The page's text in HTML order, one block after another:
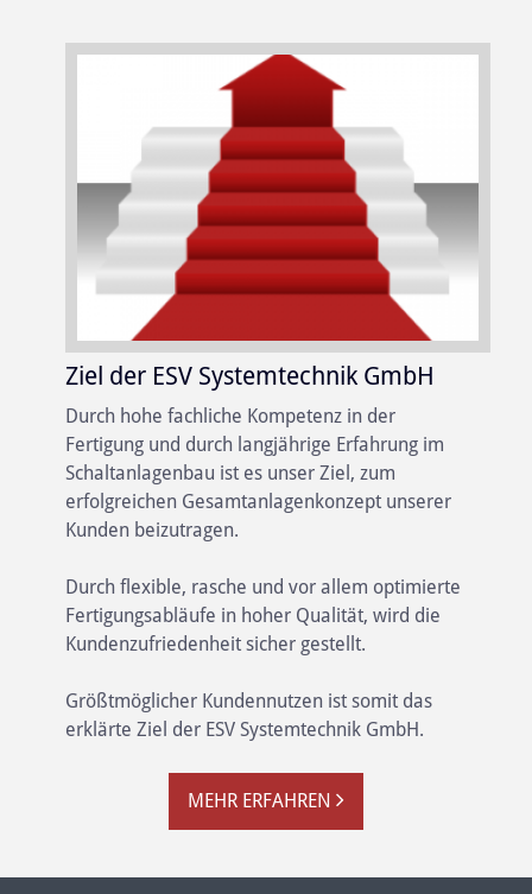
Ziel der ESV Systemtechnik GmbH
Durch hohe fachliche Kompetenz in der
Fertigung und durch langjährige Erfahrung im
Schaltanlagenbau ist es unser Ziel, zum
erfolgreichen Gesamtanlagenkonzept unserer
Kunden beizutragen.
Durch flexible, rasche und vor allem optimierte
Fertigungsabläufe in hoher Qualität, wird die
Kundenzufriedenheit sicher gestellt.
Größtmöglicher Kundennutzen ist somit das
erklärte Ziel der ESV Systemtechnik GmbH.
MEHR ERFAHREN